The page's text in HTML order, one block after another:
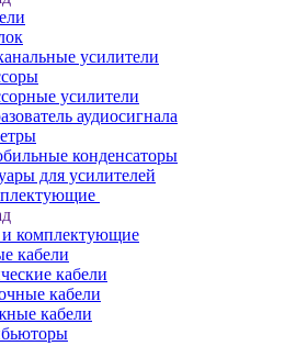
усилители
усилители
аудиосигнала
конденсаторы
для усилителей
и комплектующие
кабели
кабели
кабели
кабели